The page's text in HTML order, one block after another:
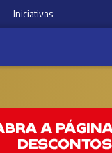
Iniciativas